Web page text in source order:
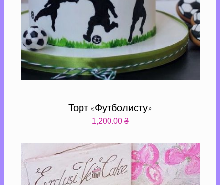
Торт «Футболисту»
1,200.00 ₴